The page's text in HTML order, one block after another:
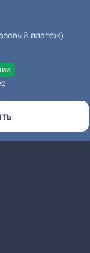
платеж)